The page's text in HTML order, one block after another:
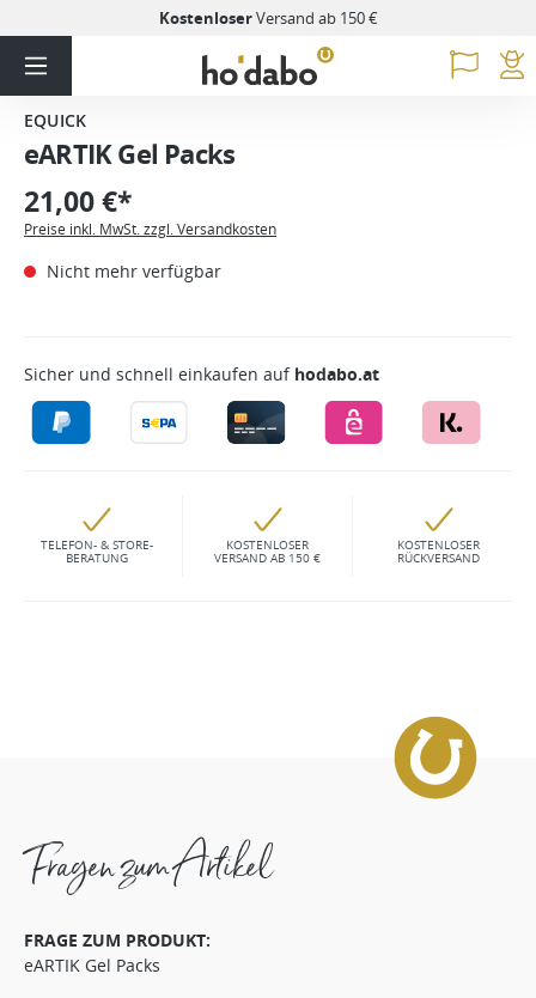
KostenloserVersand ab 150 €
EQUICK
eARTIK Gel Packs
21,00 €*
Preise inkl. MwSt. zzgl. Versandkosten
Nicht mehr verfügbar
Sicher und schnell einkaufen auf hodabo.at
TELEFON- & STORE-
BERATUNG
KOSTENLOSER
VERSAND AB 150 €
KOSTENLOSER
RÜCKVERSAND
Fragen zum Artikel
FRAGE ZUM PRODUKT:
eARTIK Gel Packs